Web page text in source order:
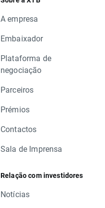
A empresa
Embaixador
Plataforma de
negociação
Parceiros
Prémios
Contactos
Sala de Imprensa
Relação com investidores
Notícias